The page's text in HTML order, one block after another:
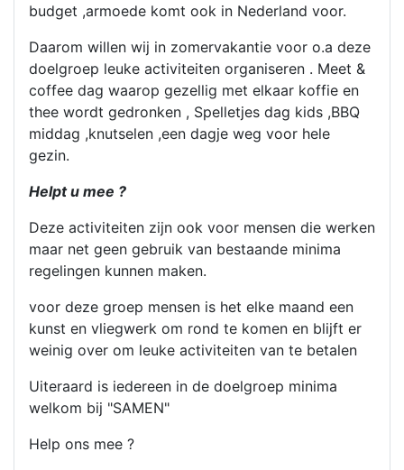
budget ,armoede komt ook in Nederland voor.
Daarom willen wij in zomervakantie voor o.a deze
doelgroep leuke activiteiten organiseren . Meet &
coffee dag waarop gezellig met elkaar koffie en
thee wordt gedronken , Spelletjes dag kids ,BBQ
middag ,knutselen ,een dagje weg voor hele
gezin.
Helpt u mee ?
Deze activiteiten zijn ook voor mensen die werken
maar net geen gebruik van bestaande minima
regelingen kunnen maken.
voor deze groep mensen is het elke maand een
kunst en vliegwerk om rond te komen en blijft er
weinig over om leuke activiteiten van te betalen
Uiteraard is iedereen in de doelgroep minima
welkom bij "SAMEN"
Help ons mee ?